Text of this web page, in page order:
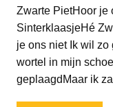
Zwarte PietHoor je
SinterklaasjeHé
je ons niet Ik wil
wortel in mijn
geplaagdMaar ik